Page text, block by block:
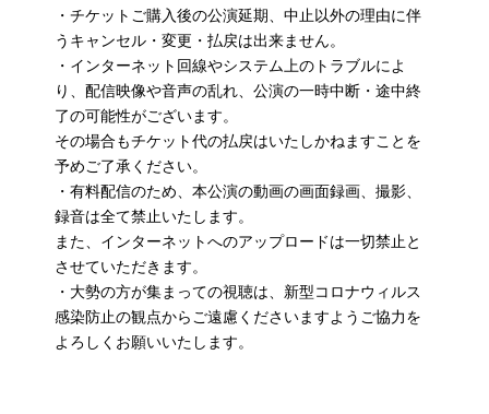
・チケットご購入後の公演延期、中止以外の理由に伴
うキャンセル・変更・払戻は出来ません。
・インターネット回線やシステム上のトラブルによ
り、配信映像や音声の乱れ、公演の一時中断・途中終
了の可能性がございます。
その場合もチケット代の払戻はいたしかねますことを
予めご了承ください。
・有料配信のため、本公演の動画の画面録画、撮影、
録音は全て禁止いたします。
また、インターネットへのアップロードは一切禁止と
させていただきます。
・大勢の方が集まっての視聴は、新型コロナウィルス
感染防止の観点からご遠慮くださいますようご協力を
よろしくお願いいたします。